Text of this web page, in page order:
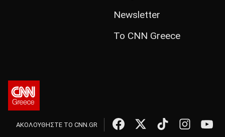
Newsletter
Το CNN Greece
ΑΚΟΛΟΥΘΗΣΤΕ ΤΟ CNN.GR